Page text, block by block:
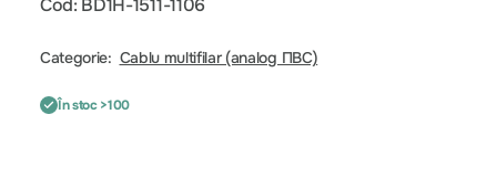
Cod: BD1H-1511-1106
Categorie: Cablu multifilar (analog ПВС)
În stoc >100